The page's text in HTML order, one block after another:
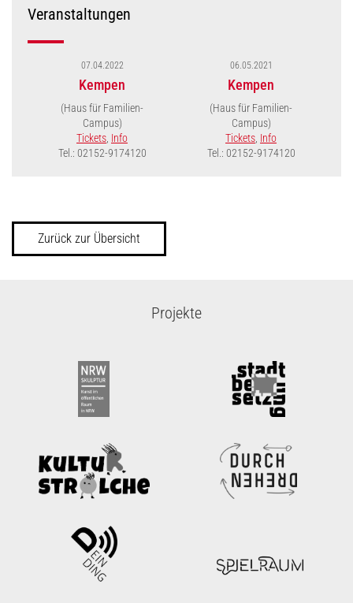
Veranstaltungen
07.04.2022
Kempen
(Haus für Familien-
Campus)
Tickets Info
Tel.: 02152-9174120
06.05.2021
Kempen
(Haus für Familien-
Campus)
Tickets Info
Tel.: 02152-9174120
Zurück zur Übersicht
Projekte